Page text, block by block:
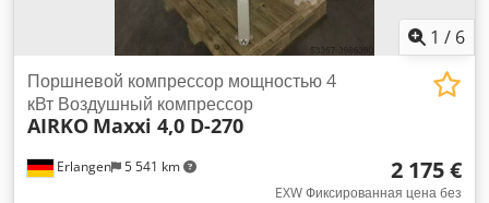
1 / 6
Erlangen 5 541 km
Поршневой компрессор мощностью 4
кВт Воздушный компрессор
AIRKO Maxxi 4,0 D-270
2 175 €
EXW Фиксированная цена без